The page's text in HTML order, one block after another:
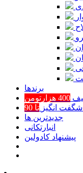
برند‌ها
400 هزارتومن
شگفت انگیز
جدیدترین ها
انبارتکانی
پیشنهاد کادولین